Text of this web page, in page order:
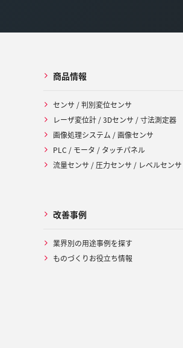
商品情報
センサ / 判別変位センサ
レーザ変位計 / 3Dセンサ / 寸法測定器
画像処理システム / 画像センサ
PLC / モータ / タッチパネル
流量センサ / 圧力センサ / レベルセンサ
改善事例
業界別の用途事例を探す
ものづくりお役立ち情報